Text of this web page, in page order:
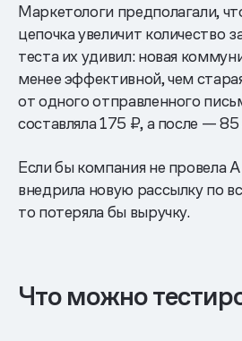
Маркетологи предполагали,
цепочка увеличит количество
теста их удивил: новая
менее эффективной, чем
от одного отправленного
составляла 175 ₽, а после —
Если бы компания не провела
внедрила новую рассылку по
то потеряла бы выручку.
Что можно